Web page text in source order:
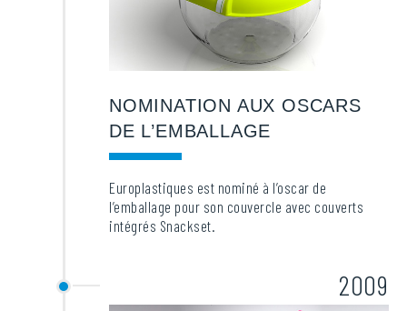
NOMINATION AUX OSCARS
DE L’EMBALLAGE
Europlastiques est nominé à l’oscar de
l’emballage pour son couvercle avec couverts
intégrés Snackset.
2009